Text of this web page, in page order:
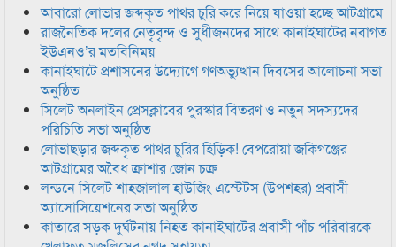
আবারো লোভার জব্দকৃত পাথর চুরি করে নিয়ে যাওয়া হচ্ছে আটগ্রামে
রাজনৈতিক দলের নেতৃবৃন্দ ও সুধীজনদের সাথে কানাইঘাটের নবাগত
ইউএনও’র মতবিনিময়
কানাইঘাটে প্রশাসনের উদ্যোগে গণঅভ্যুত্থান দিবসের আলোচনা সভা
অনুষ্ঠিত
সিলেট অনলাইন প্রেসক্লাবের পুরস্কার বিতরণ ও নতুন সদস্যদের
পরিচিতি সভা অনুষ্ঠিত
লোভাছড়ার জব্দকৃত পাথর চুরির হিড়িক! বেপরোয়া জকিগঞ্জের
আটগ্রামের অবৈধ ক্রাশার জোন চক্র
লন্ডনে সিলেট শাহজালাল হাউজিং এস্টেটস (উপশহর) প্রবাসী
অ্যাসোসিয়েশনের সভা অনুষ্ঠিত
কাতারে সড়ক দুর্ঘটনায় নিহত কানাইঘাটের প্রবাসী পাঁচ পরিবারকে